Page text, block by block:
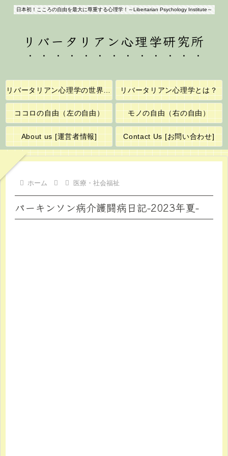
日本初！こころの自由を最大に尊重する心理学！～Libertarian Psychology Institute～
リバータリアン心理学研究所
リバータリアン心理学の世界へようこそ！ リバータリアン心理学とは？
ココロの自由（左の自由） モノの自由（右の自由）
About us [運営者情報] Contact Us [お問い合わせ]
ホーム 医療・社会福祉
パーキンソン病介護闘病日記-2023年夏-